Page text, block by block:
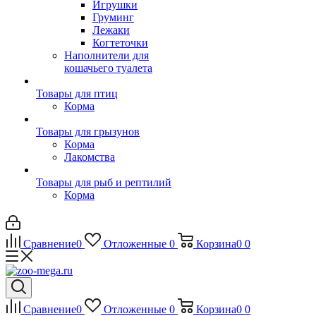
Игрушки
Груминг
Лежаки
Когтеточки
Наполнители для
кошачьего туалета
Товары для птиц
Корма
Товары для грызунов
Корма
Лакомства
Товары для рыб и рептилий
Корма
Сравнение0 Отложенные 0 Корзина0 0
Сравнение0 Отложенные 0 Корзина0 0